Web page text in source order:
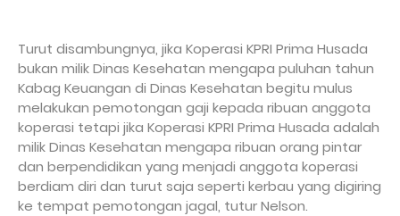
Turut disambungnya, jika Koperasi KPRI Prima Husada
bukan milik Dinas Kesehatan mengapa puluhan tahun
Kabag Keuangan di Dinas Kesehatan begitu mulus
melakukan pemotongan gaji kepada ribuan anggota
koperasi tetapi jika Koperasi KPRI Prima Husada adalah
milik Dinas Kesehatan mengapa ribuan orang pintar
dan berpendidikan yang menjadi anggota koperasi
berdiam diri dan turut saja seperti kerbau yang digiring
ke tempat pemotongan jagal, tutur Nelson.